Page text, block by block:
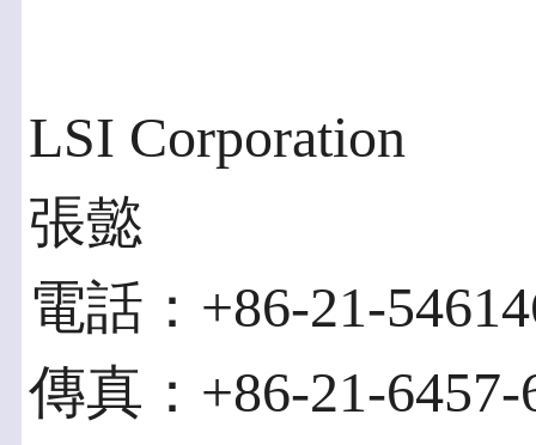
LSI Corporation
張懿
電話：+86-21-
傳真：+86-21-6457-